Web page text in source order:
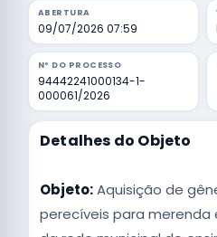
ABERTURA
09/07/2026 07:59
Nº DO PROCESSO
94442241000134-1-
000061/2026
Detalhes do Objeto
Objeto:Aquisição de
perecíveis para merenda